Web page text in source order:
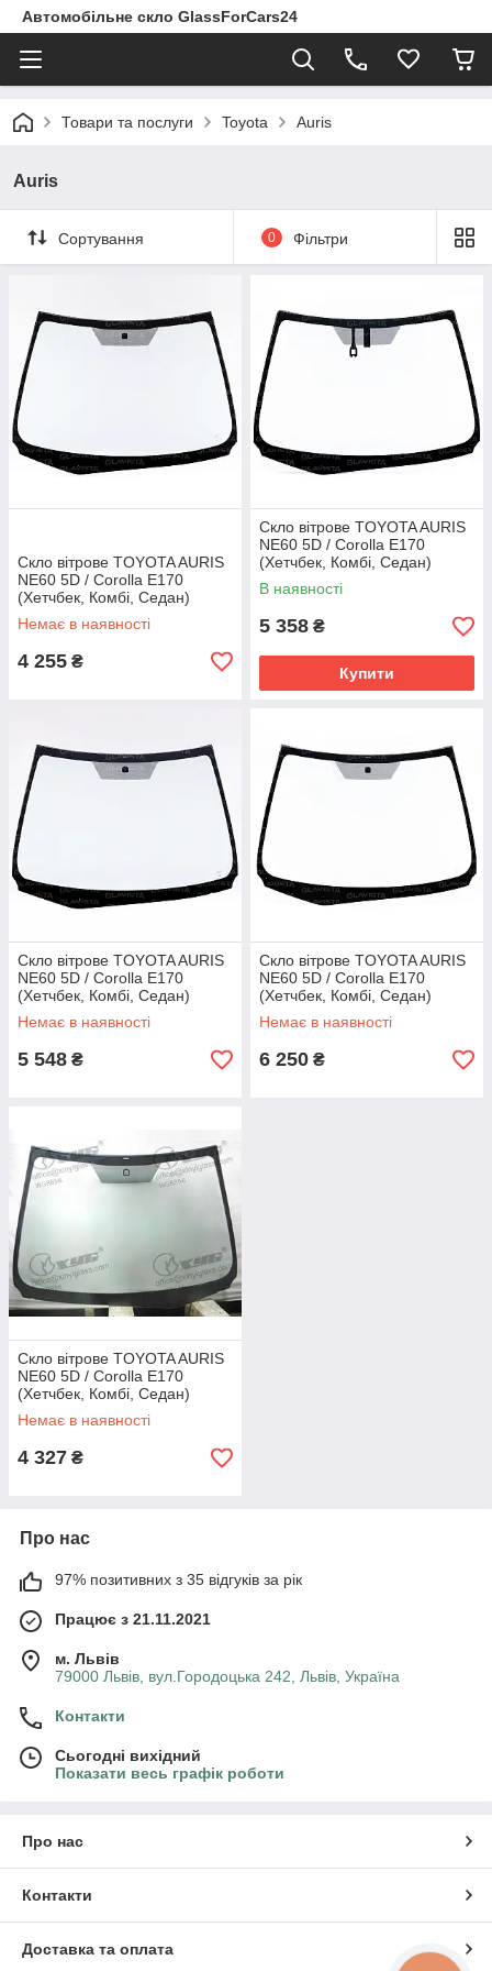
Автомобільне скло GlassForCars24
Товари та послуги Toyota Auris
Auris
Сортування 0 Фільтри
Скло вітрове TOYOTA AURIS
NE60 5D / Corolla E170
(Хетчбек, Комбі, Седан)
(2012 - 2019) Glaspo
(Польща)
Немає в наявності
4 255 ₴
Скло вітрове TOYOTA AURIS
NE60 5D / Corolla E170
(Хетчбек, Комбі, Седан)
(2012 - 2019) Guardian
(Іспанія)
В наявності
5 358 ₴
Купити
Скло вітрове TOYOTA AURIS
NE60 5D / Corolla E170
(Хетчбек, Комбі, Седан)
(2012 - 2019) Glaspo
(Польща)
Немає в наявності
5 548 ₴
Скло вітрове TOYOTA AURIS
NE60 5D / Corolla E170
(Хетчбек, Комбі, Седан)
(2012 - 2019) Guardian
(Іспанія)
Немає в наявності
6 250 ₴
Скло вітрове TOYOTA AURIS
NE60 5D / Corolla E170
(Хетчбек, Комбі, Седан)
(2012 - 2019) XYG
Немає в наявності
4 327 ₴
Про нас
97% позитивних з 35 відгуків за рік
Працює з 21.11.2021
м. Львів
79000 Львів, вул.Городоцька 242, Львів, Україна
Контакти
Сьогодні вихідний
Показати весь графік роботи
Про нас
Контакти
Доставка та оплата